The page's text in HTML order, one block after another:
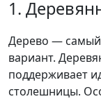
1.
Дерево — самый
вариант.
поддерживает
столешницы.